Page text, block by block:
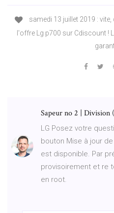
samedi 13 juillet 2019 :
l'offre Lg p700 sur Cdiscount !
Sapeur no 2 |
LG Posez votre
bouton Mise à jour
est disponible. Par
provisoirement et re
en root.